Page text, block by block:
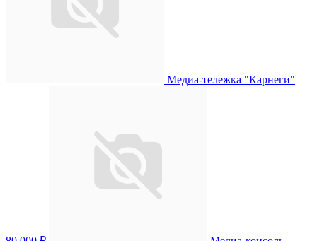
Медиа-тележка "Карнеги"